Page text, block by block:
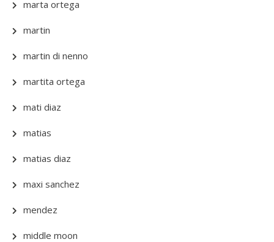
marta ortega
martin
martin di nenno
martita ortega
mati diaz
matias
matias diaz
maxi sanchez
mendez
middle moon